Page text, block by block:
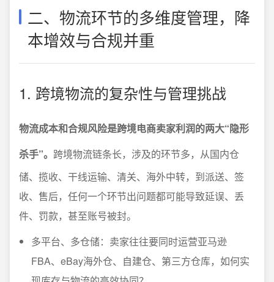
二、物流环节的多维度管理，降
本增效与合规并重
1. 跨境物流的复杂性与管理挑战
物流成本和合规风险是跨境电商卖家利润的两大“隐形
杀手”。 跨境物流链条长，涉及的环节多，从国内仓
储、揽收、干线运输、清关、海外中转，到派送、签
收、售后，任何一个环节出问题都可能导致延误、丢
件、罚款，甚至账号被封。
多平台、多仓储：卖家往往要同时运营亚马逊
FBA、eBay海外仓、自建仓、第三方仓库，如何实